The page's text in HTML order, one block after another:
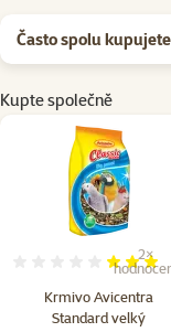
Často spolu kupujete
Kupte společně
Krmivo Avicentra
Standard velký
2×